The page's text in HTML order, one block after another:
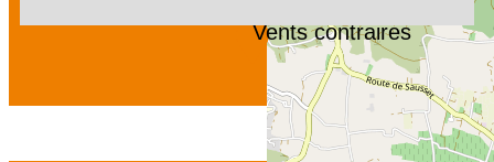
Vents contraires